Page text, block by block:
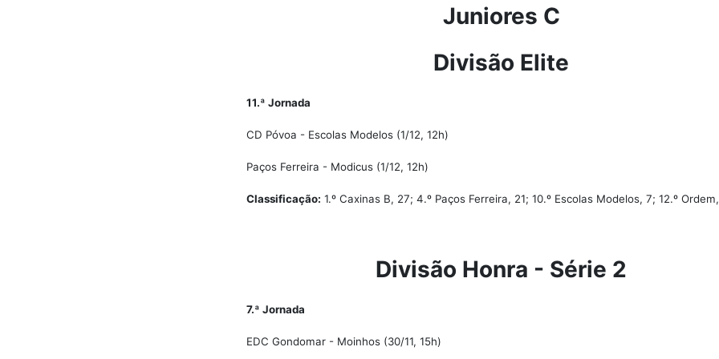
Juniores C
Divisão Elite
11.ª Jornada
CD Póvoa - Escolas Modelos (1/12, 12h)
Paços Ferreira - Modicus (1/12, 12h)
Classificação: 1.º Caxinas B, 27; 4.º Paços Ferreira, 21; 10.º Escolas Modelos, 7; 12.º
Divisão Honra - Série 2
7.ª Jornada
EDC Gondomar - Moinhos (30/11, 15h)